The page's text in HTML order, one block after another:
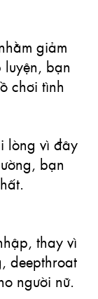
giảm
bạn
chơi tình
lòng vì đây
bạn
thay vì
deepthroat
người nữ.